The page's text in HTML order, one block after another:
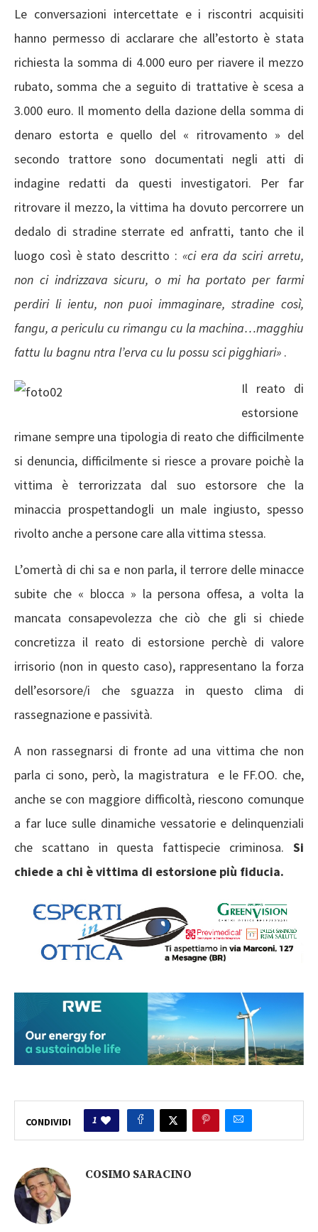
Le conversazioni intercettate e i riscontri acquisiti
hanno permesso di acclarare che all’estorto è stata
richiesta la somma di 4.000 euro per riavere il mezzo
rubato, somma che a seguito di trattative è scesa a
3.000 euro. Il momento della dazione della somma di
denaro estorta e quello del « ritrovamento » del
secondo trattore sono documentati negli atti di
indagine redatti da questi investigatori. Per far
ritrovare il mezzo, la vittima ha dovuto percorrere un
dedalo di stradine sterrate ed anfratti, tanto che il
luogo così è stato descritto : «ci era da sciri arretu,
non ci indrizzava sicuru, o mi ha portato per farmi
perdiri li ientu, non puoi immaginare, stradine così,
fangu, a periculu cu rimangu cu la machina…magghiu
fattu lu bagnu ntra l’erva cu lu possu sci pigghiari» .
Il reato di
estorsione
rimane sempre una tipologia di reato che difficilmente
si denuncia, difficilmente si riesce a provare poichè la
vittima è terrorizzata dal suo estorsore che la
minaccia prospettandogli un male ingiusto, spesso
rivolto anche a persone care alla vittima stessa.
L’omertà di chi sa e non parla, il terrore delle minacce
subite che « blocca » la persona offesa, a volta la
mancata consapevolezza che ciò che gli si chiede
concretizza il reato di estorsione perchè di valore
irrisorio (non in questo caso), rappresentano la forza
dell’esorsore/i che sguazza in questo clima di
rassegnazione e passività.
A non rassegnarsi di fronte ad una vittima che non
parla ci sono, però, la magistratura e le FF.OO. che,
anche se con maggiore difficoltà, riescono comunque
a far luce sulle dinamiche vessatorie e delinquenziali
che scattano in questa fattispecie criminosa. Si
chiede a chi è vittima di estorsione più fiducia.
CONDIVIDI 1
COSIMO SARACINO